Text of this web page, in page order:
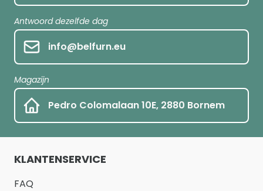
Antwoord dezelfde dag
info@belfurn.eu
Magazijn
Pedro Colomalaan 10E, 2880 Bornem
KLANTENSERVICE
FAQ